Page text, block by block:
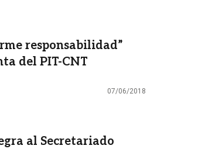
responsabilidad”
del PIT-CNT
07/06/2018
al Secretariado